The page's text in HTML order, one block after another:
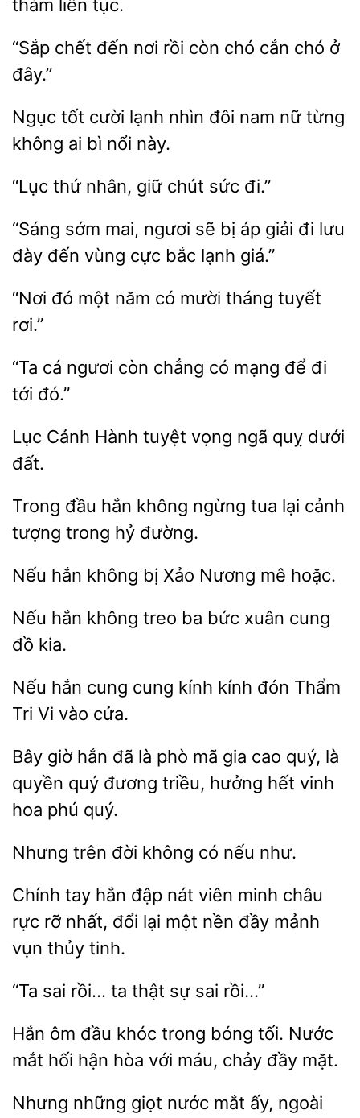
thảm liên tục.
“Sắp chết đến rồi còn chó cắn chó
Ngục tốt cười
nhìn đôi nam nữ từng
ai bì nổi
nhân, giữ sức đi.”
“Sáng sớm ngươi
bị áp giải đi lưu
đến vùng cực bắc lạnh giá.”
“Nơi đó năm có
tuyết
rơi.”
“Ta cá ngươi chẳng có
để đi
tới
Lục Cảnh Hành vọng ngã dưới
Trong đầu
không ngừng tua lại
tượng trong
đường.
Nếu hắn không bị mê
Nếu hắn không treo ba bức
kia.
Nếu hắn cung cung kính
Thẩm
Tri Vi vào
Bây giờ hắn là phò mã gia cao
là
quyền quý đương triều, hưởng hết vinh
hoa phú
Nhưng trên đời như.
Chính tay hắn đập
viên minh châu
rực rỡ
đổi lại một nền
mảnh
vụn thủy tinh.
“Ta sai ta thật sự
Hắn ôm đầu
trong bóng tối.
hối hận hòa với máu, chảy đầy mặt.
Nhưng
giọt nước mắt ấy, ngoài